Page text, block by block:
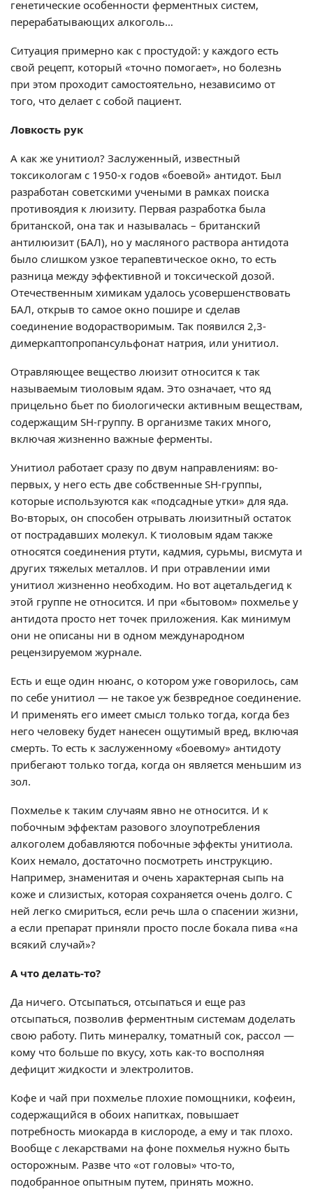
генетические особенности ферментных систем,
перерабатывающих алкоголь…
Ситуация примерно как с простудой: у каждого есть
свой рецепт, который «точно помогает», но болезнь
при этом проходит самостоятельно, независимо от
того, что делает с собой пациент.
Ловкость рук
А как же унитиол? Заслуженный, известный
токсикологам с 1950-х годов «боевой» антидот. Был
разработан советскими учеными в рамках поиска
противоядия к люизиту. Первая разработка была
британской, она так и называлась – британский
антилюизит (БАЛ), но у масляного раствора антидота
было слишком узкое терапевтическое окно, то есть
разница между эффективной и токсической дозой.
Отечественным химикам удалось усовершенствовать
БАЛ, открыв то самое окно пошире и сделав
соединение водорастворимым. Так появился 2,3-
димеркаптопропансульфонат натрия, или унитиол.
Отравляющее вещество люизит относится к так
называемым тиоловым ядам. Это означает, что яд
прицельно бьет по биологически активным веществам,
содержащим SH-группу. В организме таких много,
включая жизненно важные ферменты.
Унитиол работает сразу по двум направлениям: во-
первых, у него есть две собственные SH-группы,
которые используются как «подсадные утки» для яда.
Во-вторых, он способен отрывать люизитный остаток
от пострадавших молекул. К тиоловым ядам также
относятся соединения ртути, кадмия, сурьмы, висмута и
других тяжелых металлов. И при отравлении ими
унитиол жизненно необходим. Но вот ацетальдегид к
этой группе не относится. И при «бытовом» похмелье у
антидота просто нет точек приложения. Как минимум
они не описаны ни в одном международном
рецензируемом журнале.
Есть и еще один нюанс, о котором уже говорилось, сам
по себе унитиол — не такое уж безвредное соединение.
И применять его имеет смысл только тогда, когда без
него человеку будет нанесен ощутимый вред, включая
смерть. То есть к заслуженному «боевому» антидоту
прибегают только тогда, когда он является меньшим из
зол.
Похмелье к таким случаям явно не относится. И к
побочным эффектам разового злоупотребления
алкоголем добавляются побочные эффекты унитиола.
Коих немало, достаточно посмотреть инструкцию.
Например, знаменитая и очень характерная сыпь на
коже и слизистых, которая сохраняется очень долго. С
ней легко смириться, если речь шла о спасении жизни,
а если препарат приняли просто после бокала пива «на
всякий случай»?
А что делать-то?
Да ничего. Отсыпаться, отсыпаться и еще раз
отсыпаться, позволив ферментным системам доделать
свою работу. Пить минералку, томатный сок, рассол —
кому что больше по вкусу, хоть как-то восполняя
дефицит жидкости и электролитов.
Кофе и чай при похмелье плохие помощники, кофеин,
содержащийся в обоих напитках, повышает
потребность миокарда в кислороде, а ему и так плохо.
Вообще с лекарствами на фоне похмелья нужно быть
осторожным. Разве что «от головы» что-то,
подобранное опытным путем, принять можно.